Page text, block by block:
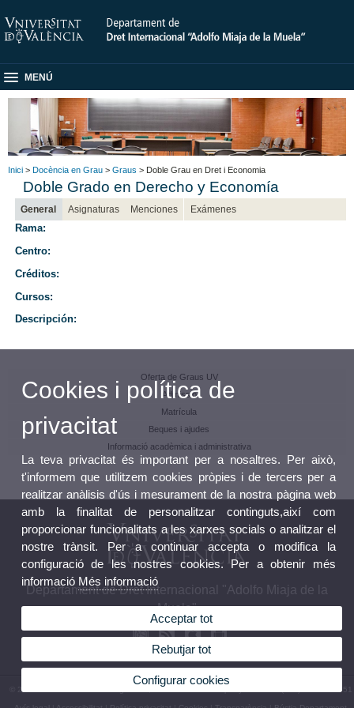
MENÚ
Inici > Docència en Grau > Graus > Doble Grau en Dret i Economia
Doble Grado en Derecho y Economía
General Asignaturas Menciones Exámenes
Rama:
Centro:
Créditos:
Cursos:
Descripción:
Oferta de Graus UV
Admissió
Matrícula
Beques i ajudes
Informació acadèmica i administrativa
Departament de Dret Internacional "Adolfo Miaja de la
Muela"
© 2026 UV. - Avda. dels Tarongers s/n, 46022 València. Espanya.Telèfon: (+34) 96 382 85 51
Cookies i política de
privacitat
La teva privacitat és important per a nosaltres. Per això,
t'informem que utilitzem cookies pròpies i de tercers per a
realitzar anàlisis d'ús i mesurament de la nostra pàgina web
amb la finalitat de personalitzar continguts,així com
proporcionar funcionalitats a les xarxes socials o analitzar el
nostre trànsit. Per a continuar accepta o modifica la
configuració de les nostres cookies. Per a obtenir més
informació Més informació
Acceptar tot
Rebutjar tot
Configurar cookies